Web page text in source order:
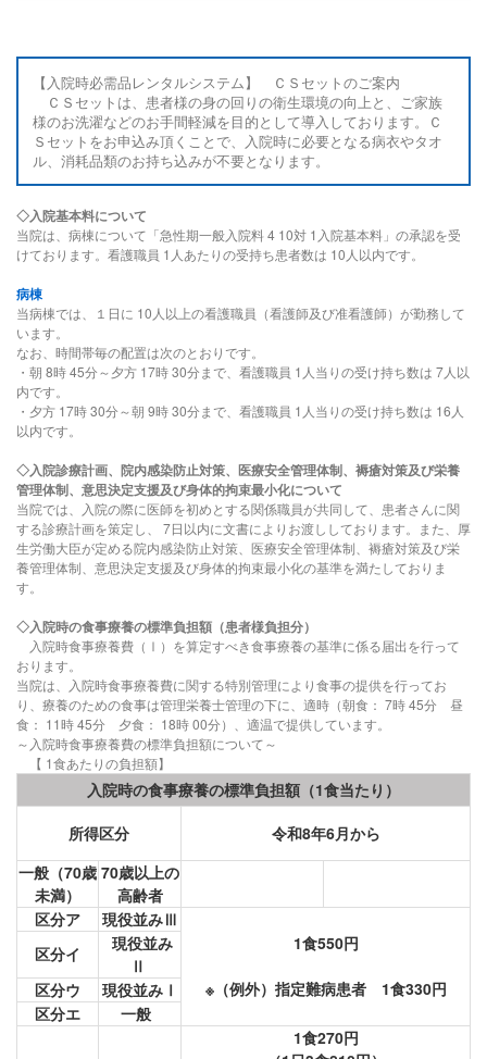
【入院時必需品レンタルシステム】 ＣＳセットのご案内
ＣＳセットは、患者様の身の回りの衛生環境の向上と、ご家族
様のお洗濯などのお手間軽減を目的として導入しております。Ｃ
Ｓセットをお申込み頂くことで、入院時に必要となる病衣やタオ
ル、消耗品類のお持ち込みが不要となります。
◇入院基本料について
当院は、病棟について「急性期一般入院料4 10対 1 入院基本料」の承認を受
けております。看護職員 1 人あたりの受持ち患者数は 10 人以内です。
病棟
当病棟では、１日に 10 人以上の看護職員（看護師及び准看護師）が勤務して
います。
なお、時間帯毎の配置は次のとおりです。
・朝 8時45分～夕方 17時30分まで、看護職員 1 人当りの受け持ち数は 7人以
内です。
・夕方 17時30分～朝 9時30分まで、看護職員 1 人当りの受け持ち数は 16 人
以内です。
◇入院診療計画、院内感染防止対策、医療安全管理体制、褥瘡対策及び栄養
管理体制、意思決定支援及び身体的拘束最小化について
当院では、入院の際に医師を初めとする関係職員が共同して、患者さんに関
する診療計画を策定し、
7日以内に文書によりお渡ししております。また、厚
生労働大臣が定める院内感染防止対策、医療安全管理体制、褥瘡対策及び栄
養管理体制、意思決定支援及び身体的拘束最小化の基準を満たしておりま
す。
◇入院時の食事療養の標準負担額（患者様負担分）
入院時食事療養費（Ⅰ）を算定すべき食事療養の基準に係る届出を行って
おります。
当院は、入院時食事療養費に関する特別管理により食事の提供を行ってお
り、療養のための食事は管理栄養士管理の下に、適時（朝食： 7時45分 昼
食： 11時45分 夕食： 18時00分）、適温で提供しています。
～入院時食事療養費の標準負担額について～
【 1食あたりの負担額】
入院時の食事療養の標準負担額（1食当たり）
所得区分
令和8年6月から
一般（70歳
未満）
70歳以上の
高齢者
区分ア
現役並みⅢ
1食550円
※（例外）指定難病患者 1食330円
区分イ
現役並み
Ⅱ
区分ウ
現役並みⅠ
区分エ
一般
1食270円